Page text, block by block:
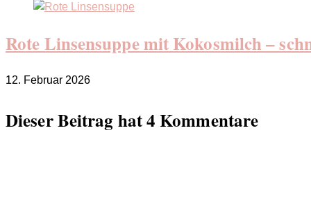
Rote Linsensuppe mit Kokosmilch –
12. Februar 2026
Dieser Beitrag hat 4 Kommentare